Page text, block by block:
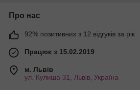
Про нас
92% позитивних з 12 відгуків за рік
Працює з 15.02.2019
м. Львів
ул. Кулиша 31, Львів, Україна